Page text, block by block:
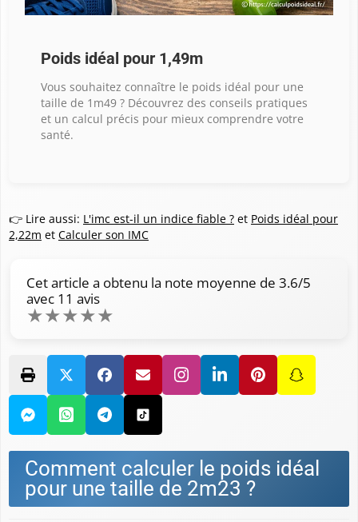
Poids idéal pour 1,49m
Vous souhaitez connaître le poids idéal pour une
taille de 1m49 ? Découvrez des conseils pratiques
et un calcul précis pour mieux comprendre votre
santé.
👉 Lire aussi: L'imc est-il un indice fiable ? et Poids idéal pour
2,22m et Calculer son IMC
Cet article a obtenu la note moyenne de 3.6/5
avec 11 avis
★★★★★
Comment calculer le poids idéal
pour une taille de 2m23 ?